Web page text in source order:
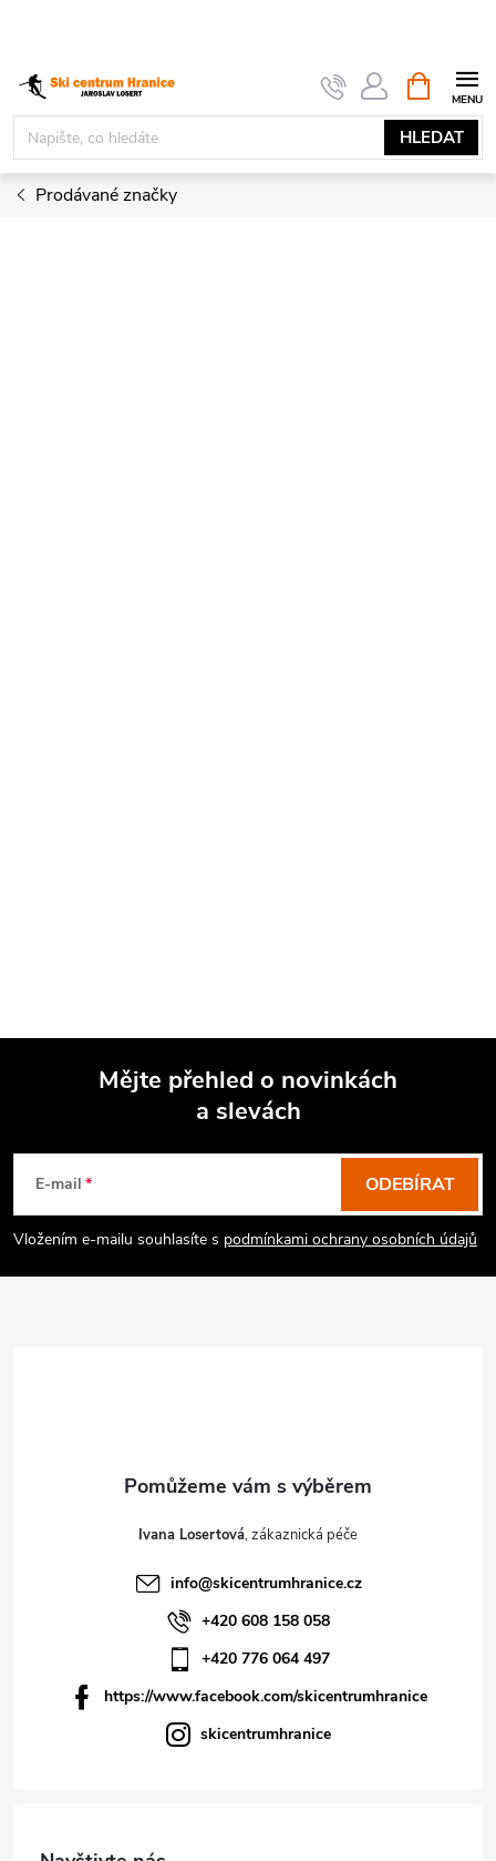
obsah
HLEDAT
NÁKUPNÍ
KOŠÍK
Prodávané značky
Mějte přehled o novinkách
a slevách
E-mail
Vložením e-mailu souhlasíte s podmínkami ochrany osobních údajů
ODEBÍRAT
Ivana Losertová
info@skicentrumhranice.cz
+420 608 158 058
+420 776 064 497
https://www.facebook.com/skicentrumhranice
skicentrumhranice